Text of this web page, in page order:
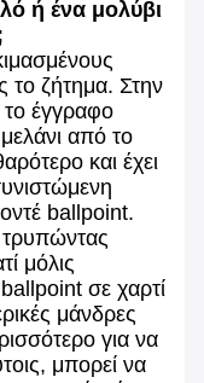
ή ένα μολύβι
το ζήτημα. Στην
το έγγραφο
από το
και έχει
ballpoint.
μόλις
σε χαρτί
μάνδρες
για να
μπορεί να